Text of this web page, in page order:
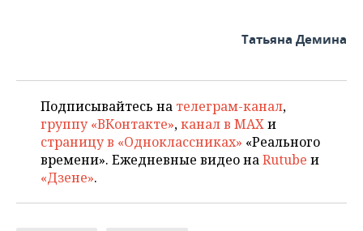
Татьяна Демина
Подписывайтесь на телеграм-канал,
группу «ВКонтакте»,канал в MAXи
страницу в «Одноклассниках» «Реального
времени». Ежедневные видео наRutube и
«Дзене».